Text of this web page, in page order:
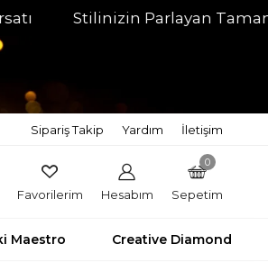
Parlayan Tamamlayıcısı
Sipariş Takip Yardım İletişim
Favorilerim Hesabım
0
Sepetim
Maestro Creative Diamond